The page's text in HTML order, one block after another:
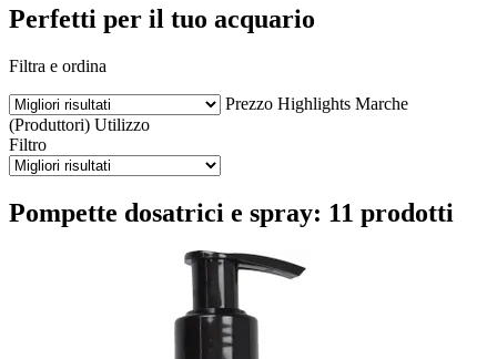
Perfetti per il tuo acquario
Filtra e ordina
Prezzo Highlights Marche
(Produttori) Utilizzo
Filtro
Pompette dosatrici e spray: 11 prodotti